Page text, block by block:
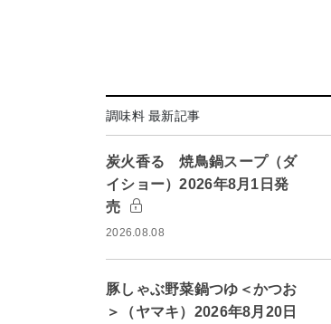
調味料 最新記事
炭火香る 焼鳥鍋スープ（ダ
イショー）2026年8月1日発
売
2026.08.08
豚しゃぶ野菜鍋つゆ＜かつお
＞（ヤマキ）2026年8月20日